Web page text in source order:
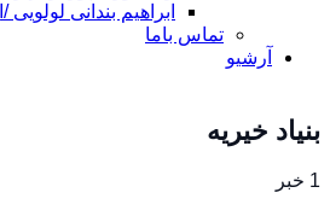
ابراهیم بندانی لولویی /
تماس باما
آرشیو
بنیاد خیریه
1 خبر